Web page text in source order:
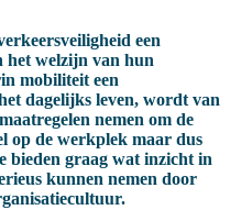
een
het welzijn van hun
mobiliteit een
dagelijks leven, wordt van
nemen om de
op de werkplek maar dus
bieden graag wat inzicht in
kunnen nemen door